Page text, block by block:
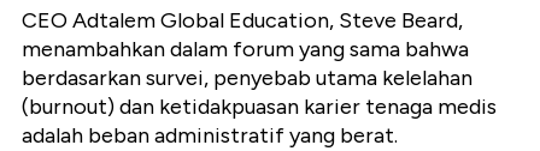
CEO Adtalem Global Education, Steve Beard,
menambahkan dalam forum yang sama bahwa
berdasarkan survei, penyebab utama kelelahan
(burnout) dan ketidakpuasan karier tenaga medis
adalah beban administratif yang berat.